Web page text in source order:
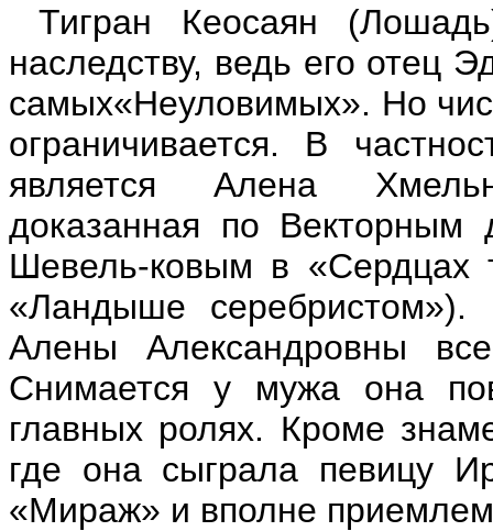
Тигран Кеосаян
наследству, ведь его отец
самых«Неуловимых». Но
ограничивается. В
является Алена
доказанная по
Шевель-ковым в «Сердцах
«Ландыше
Алены Александровны
Снимается у мужа она
главных ролях. Кроме
где она сыграла певицу
«Мираж» и вполне